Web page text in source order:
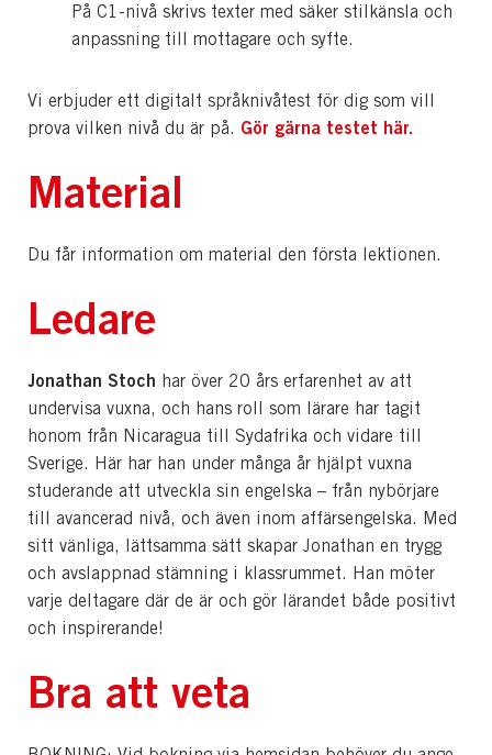
På C1-nivå skrivs texter med säker stilkänsla och
anpassning till mottagare och syfte.
Vi erbjuder ett digitalt språknivåtest för dig som vill
prova vilken nivå du är på. Gör gärna testet här.
Material
Du får information om material den första lektionen.
Ledare
Jonathan Stoch har över 20 års erfarenhet av att
undervisa vuxna, och hans roll som lärare har tagit
honom från Nicaragua till Sydafrika och vidare till
Sverige. Här har han under många år hjälpt vuxna
studerande att utveckla sin engelska – från nybörjare
till avancerad nivå, och även inom affärsengelska. Med
sitt vänliga, lättsamma sätt skapar Jonathan en trygg
och avslappnad stämning i klassrummet. Han möter
varje deltagare där de är och gör lärandet både positivt
och inspirerande!
Bra att veta